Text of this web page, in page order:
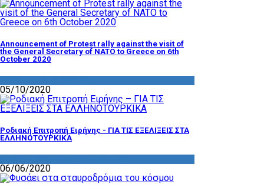
Announcement of Protest rally against the visit of
the General Secretary of NATO to Greece on 6th
October 2020
05/10/2020
Ροδιακή Επιτροπή Ειρήνης - ΓΙΑ ΤΙΣ ΕΞΕΛΙΞΕΙΣ ΣΤΑ
ΕΛΛΗΝΟΤΟΥΡΚΙΚΑ
06/06/2020